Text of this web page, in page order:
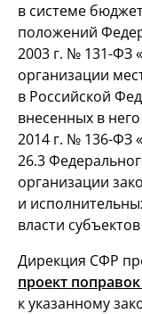
в системе
положений
2003 г. № 131-ФЗ
организации
в Российской
внесенных в
2014 г. № 136-ФЗ
26.3
организации
и
власти
Дирекция СФР
проект
к указанному